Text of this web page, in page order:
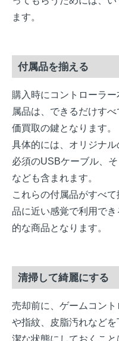
ます。
付属品を揃える
購入時にコントローラ
属品は、できるだけす
価買取の鍵となります。
具体的には、オリジナ
必須のUSBケーブル、
なども含まれます。
これらの付属品がすべ
品に近い感覚で利用で
的な商品となります。
清掃して綺麗にする
売却前に、ゲームコン
や指紋、皮脂汚れなど